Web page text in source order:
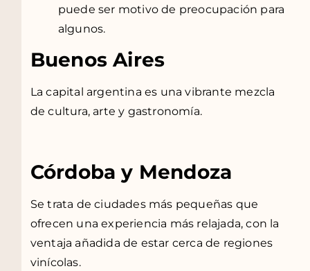
puede ser motivo de preocupación para
algunos.
Buenos Aires
La capital argentina es una vibrante mezcla
de cultura, arte y gastronomía.
Córdoba y Mendoza
Se trata de ciudades más pequeñas que
ofrecen una experiencia más relajada, con la
ventaja añadida de estar cerca de regiones
vinícolas.